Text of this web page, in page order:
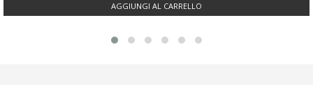
AGGIUNGI AL CARRELLO